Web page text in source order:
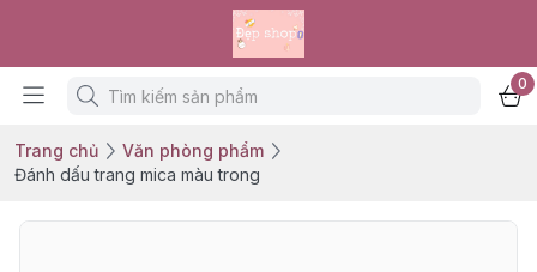
0
Trang chủ
Văn phòng phẩm
Đánh dấu trang mica màu trong